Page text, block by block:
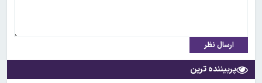
ارسال نظر
پربیننده ترین